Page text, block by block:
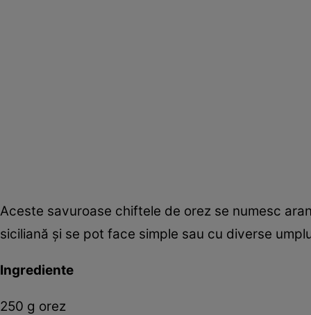
Aceste savuroase chiftele de orez se numesc
siciliană şi se pot face simple sau cu diverse
Ingrediente
250 g orez